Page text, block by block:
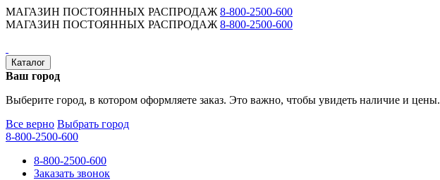
МАГАЗИН ПОСТОЯННЫХ РАСПРОДАЖ 8-800-2500-600
МАГАЗИН ПОСТОЯННЫХ РАСПРОДАЖ 8-800-2500-600
Каталог
Ваш город
Выберите город, в котором оформляете заказ. Это важно, чтобы увидеть наличие и цены.
Все верно Выбрать город
8-800-2500-600
8-800-2500-600
Заказать звонок